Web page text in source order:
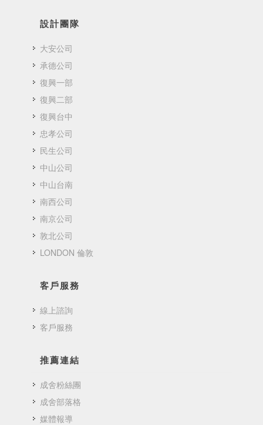
設計團隊
大安公司
承德公司
復興一部
復興二部
復興台中
忠孝公司
民生公司
中山公司
中山台南
南西公司
南京公司
敦北公司
LONDON 倫敦
客戶服務
線上諮詢
客戶服務
推薦連結
成舍粉絲團
成舍部落格
媒體報導